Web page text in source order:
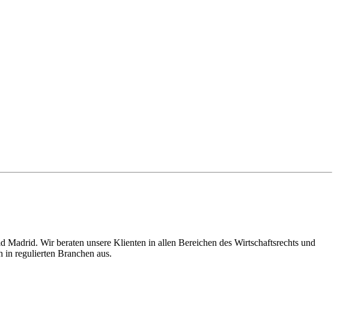
Wir beraten unsere Klienten in allen Bereichen des Wirtschaftsrechts und
in regulierten Branchen aus.